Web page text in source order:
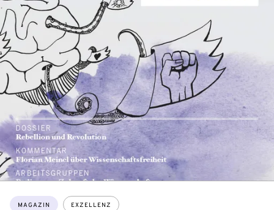
Themen:
MAGAZIN EXZELLENZ